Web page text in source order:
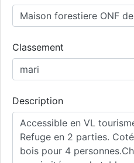
Classement
Description